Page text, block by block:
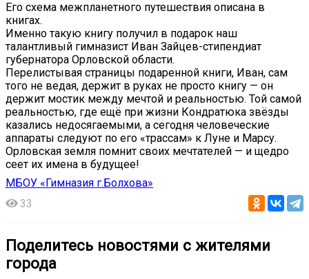
Его схема межпланетного путешествия описана в
книгах.
Именно такую книгу получил в подарок наш
талантливый гимназист Иван Зайцев-стипендиат
губернатора Орловской области.
Перелистывая страницы подаренной книги, Иван, сам
того не ведая, держит в руках не просто книгу — он
держит мостик между мечтой и реальностью. Той самой
реальностью, где ещё при жизни Кондратюка звёзды
казались недосягаемыми, а сегодня человеческие
аппараты следуют по его «трассам» к Луне и Марсу.
Орловская земля помнит своих мечтателей — и щедро
сеет их имена в будущее!
МБОУ «Гимназия г.Болхова»
33
Поделитесь новостями с жителями
города